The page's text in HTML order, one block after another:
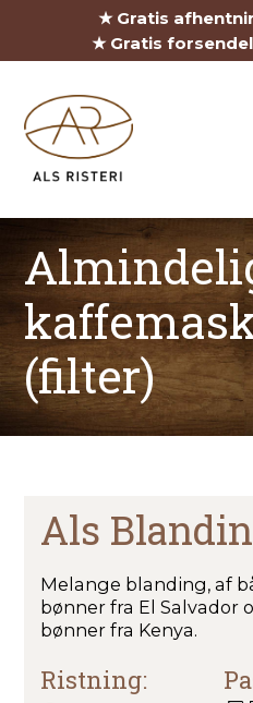
★ Gratis
★ Gratis
(filter)
Als
Melange blanding, af
bønner fra El Salvador
bønner fra Kenya.
Ristning: